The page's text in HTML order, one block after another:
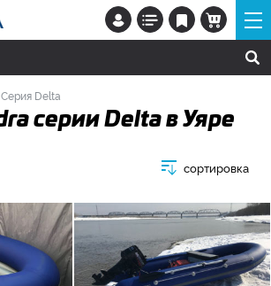
Серия Delta
серии Delta в Уяре
сортировка